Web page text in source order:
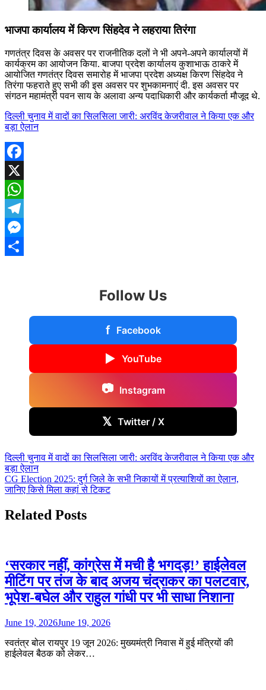
भाजपा कार्यालय में किरण सिंहदेव ने लहराया तिरंगा
गणतंत्र दिवस के अवसर पर राजनीतिक दलों ने भी अपने-अपने कार्यालयों में
कार्यक्रम का आयोजन किया. बाजपा प्रदेश कार्यालय कुशाभाऊ ठाकरे में
आयोजित गणतंत्र दिवस समारोह में भाजपा प्रदेश अध्यक्ष किरण सिंहदेव ने
तिरंगा फहराते हुए सभी की इस अवसर पर शुभकामनाएं दी. इस अवसर पर
संगठन महामंत्री पवन साय के अलावा अन्य पदाधिकारी और कार्यकर्ता मौजूद थे.
दिल्ली चुनाव में वादों का सिलसिला जारी: अरविंद केजरीवाल ने किया एक और
बड़ा ऐलान
Facebook
X
WhatsApp
Telegram
Messenger
Follow Us
f Facebook
▶ YouTube
📷 Instagram
𝕏 Twitter / X
Post
navigation
दिल्ली चुनाव में वादों का सिलसिला जारी: अरविंद केजरीवाल ने किया एक और
बड़ा ऐलान
CG Election 2025: दुर्ग जिले के सभी निकायों में प्रत्याशियों का ऐलान,
जानिए किसे मिला कहां से टिकट
Related Posts
‘सरकार नहीं, कांग्रेस में मची है भगदड़!’ हाईलेवल
मीटिंग पर तंज के बाद अजय चंद्राकर का पलटवार,
भूपेश-बघेल और राहुल गांधी पर भी साधा निशाना
June 19, 2026June 19, 2026
स्वतंत्र बोल रायपुर 19 जून 2026: मुख्यमंत्री निवास में हुई मंत्रियों की
हाईलेवल बैठक को लेकर…